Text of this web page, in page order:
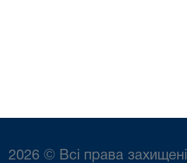
2026 © Всі права захищені